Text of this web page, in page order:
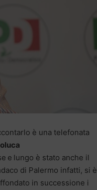
è una telefonata
e lungo è stato anche il
di Palermo infatti, si è
in successione i